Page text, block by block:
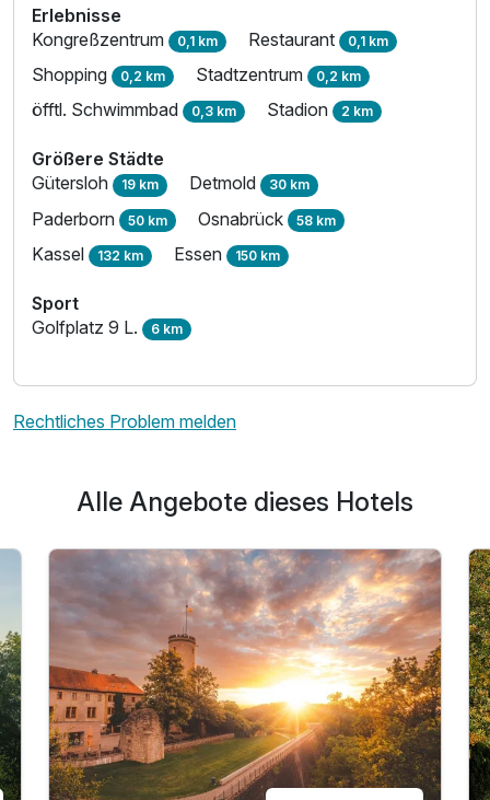
Erlebnisse
Kongreßzentrum 0,1 km Restaurant 0,1 km
Shopping 0,2 km Stadtzentrum 0,2 km
öfftl. Schwimmbad 0,3 km Stadion 2 km
Größere Städte
Gütersloh 19 km Detmold 30 km
Paderborn 50 km Osnabrück 58 km
Kassel 132 km Essen 150 km
Sport
Golfplatz 9 L. 6 km
Rechtliches Problem melden
Alle Angebote dieses Hotels